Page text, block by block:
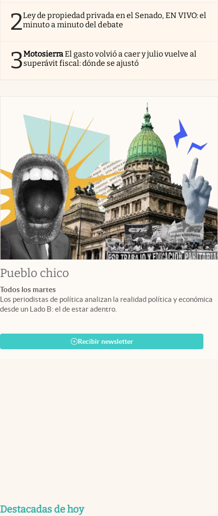
2Ley de propiedad privada en el Senado, EN VIVO: el
minuto a minuto del debate
3MotosierraEl gasto volvió a caer y julio vuelve al
superávit fiscal: dónde se ajustó
Pueblo chico
Todos los martes
Los periodistas de política analizan la realidad política y económica
desde un Lado B: el de estar adentro.
Recibir newsletter
Destacadas de hoy